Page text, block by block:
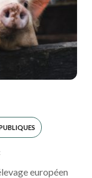
européen